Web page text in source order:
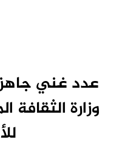
عدد غني
وزارة